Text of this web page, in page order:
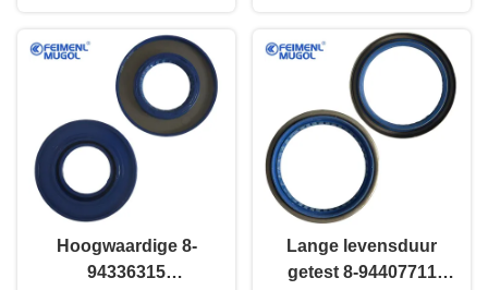
Precision Fit
80×113×12/22,
Corrosiebestendig en
langdurig
Hoogwaardige 8-
94336315
Lange levensduur
getest 8-94407711